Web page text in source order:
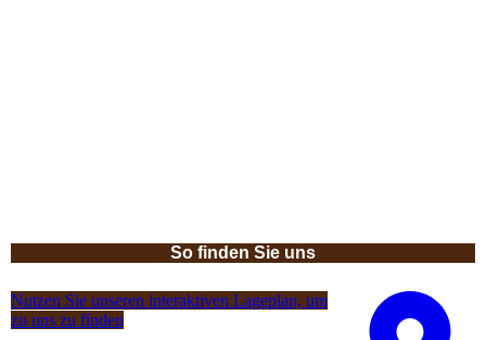
So finden Sie uns
Nutzen Sie unseren interaktiven La­ge­plan, um
zu uns zu finden